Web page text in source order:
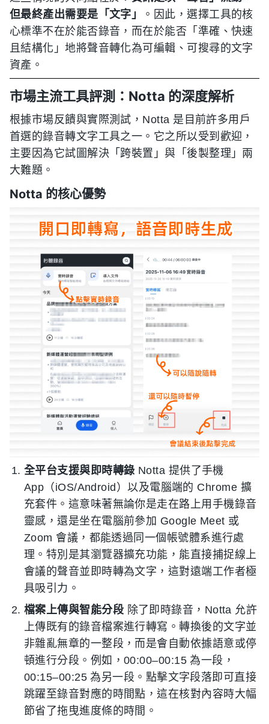
但最終產出需要是「文字」
。因此，選擇工具的核
心標準不在於能否錄音，而在於能否「準確、快速
且結構化」地將聲音轉化為可編輯、可搜尋的文字
資產。
市場主流工具評測：Notta 的深度解析
根據市場反饋與實際測試，Notta 是目前許多用戶
首選的錄音轉文字工具之一。它之所以受到歡迎，
主要因為它試圖解決「跨裝置」與「後製整理」兩
大難題。
Notta 的核心優勢
全平台支援與即時轉錄 Notta 提供了手機
App（iOS/Android）以及電腦端的 Chrome 擴
充套件。這意味著無論你是走在路上用手機錄音
靈感，還是坐在電腦前參加 Google Meet 或
Zoom 會議，都能透過同一個帳號體系進行處
理。特別是其瀏覽器擴充功能，能直接捕捉線上
會議的聲音並即時轉為文字，這對遠端工作者極
具吸引力。
檔案上傳與智能分段 除了即時錄音，Notta 允許
上傳既有的錄音檔案進行轉寫。轉換後的文字並
非雜亂無章的一整段，而是會自動依據語意或停
頓進行分段。例如，00:00–00:15 為一段，
00:15–00:25 為另一段。點擊文字段落即可直接
跳躍至錄音對應的時間點，這在核對內容時大幅
節省了拖曳進度條的時間。